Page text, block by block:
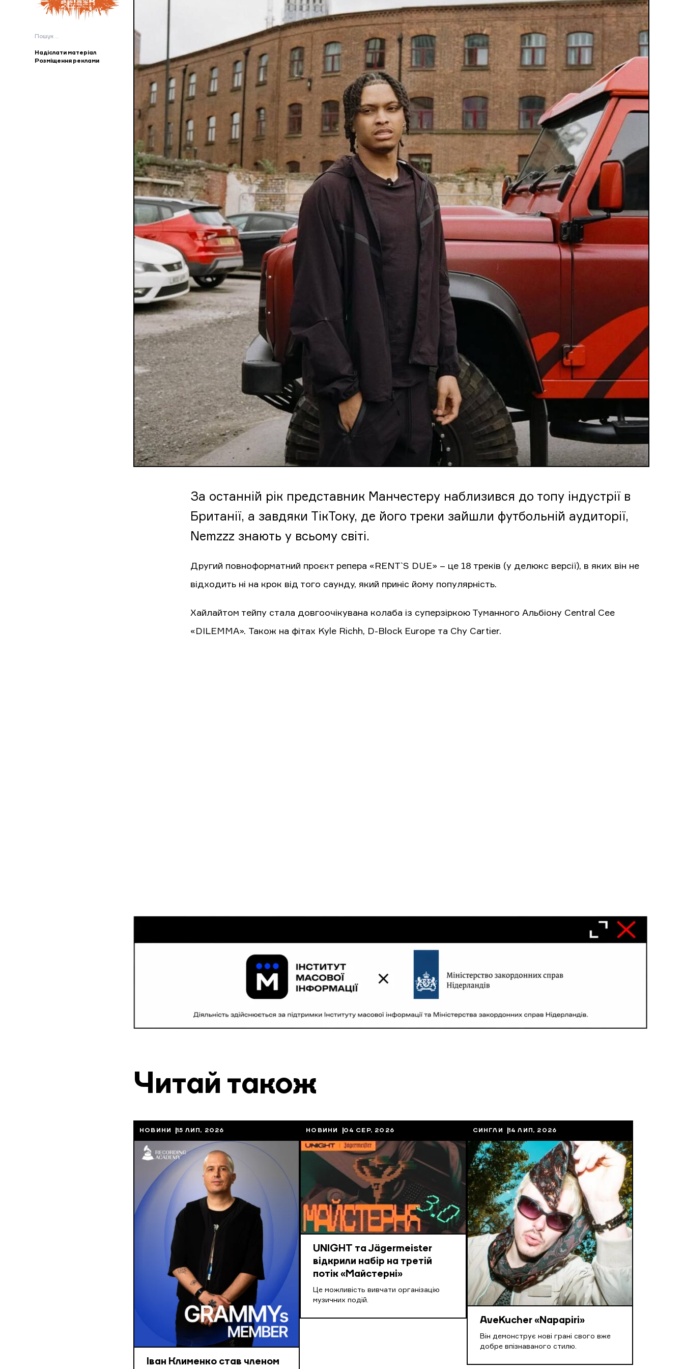
Пошук:
Надіслати матеріал
Розміщення реклами
За останній рік представник Манчестеру наблизився до топу індустрії в
Британії, а завдяки ТікТоку, де його треки зайшли футбольній аудиторії,
Nemzzz знають у всьому світі.
Другий повноформатний проєкт репера «RENT`S DUE» – це 18 треків (у делюкс версії), в яких він не
відходить ні на крок від того саунду, який приніс йому популярність.
Хайлайтом тейпу стала довгоочікувана колаба із суперзіркою Туманного Альбіону Central Cee
«DILEMMA». Також на фітах Kyle Richh, D-Block Europe та Chy Cartier.
Читай також
НОВИНИ 15 ЛИП, 2026
Іван Клименко став членом
НОВИНИ 04 СЕР, 2026
UNIGHT та Jägermeister
відкрили набір на третій
потік «Майстерні»
Це можливість вивчати організацію
музичних подій.
СИНГЛИ 14 ЛИП, 2026
AveKucher «Napapiri»
Він демонструє нові грані свого вже
добре впізнаваного стилю.